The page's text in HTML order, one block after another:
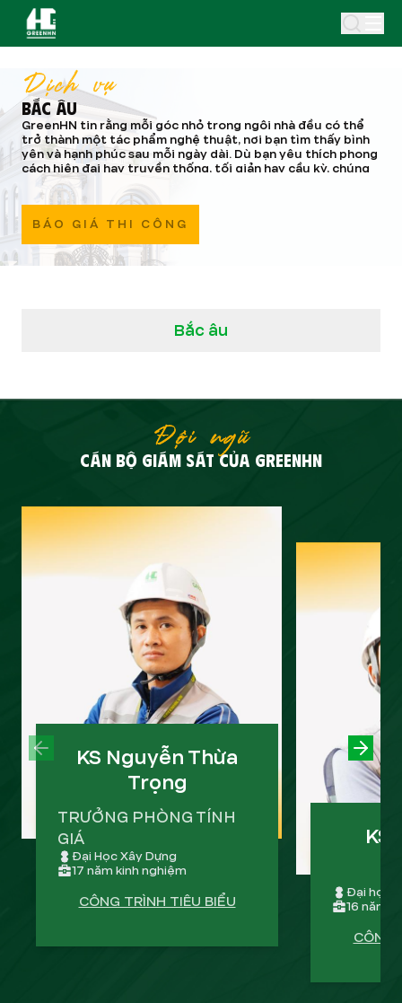
BÁO GIÁ THI CÔNG
Dịch vụ
BẮC ÂU
GreenHN tin rằng mỗi góc nhỏ trong ngôi nhà đều có thể
trở thành một tác phẩm nghệ thuật, nơi bạn tìm thấy bình
yên và hạnh phúc sau mỗi ngày dài. Dù bạn yêu thích phong
cách hiện đại hay truyền thống, tối giản hay cầu kỳ, chúng
tôi đều có những phương án thiết kế nội thất phù hợp nhất.
Chúng tôi chú trọng vào sự hài hòa giữa màu sắc, ánh sáng,
sống không chỉ đẹp mắt mà còn mang đậm dấu ấn cá nhân,
là niềm tự hào của bạn và gây ấn tượng mạnh mẽ với bất kỳ
ai ghé thăm.
Bắc âu
Đội ngũ
CÁN BỘ GIÁM SÁT CỦA GREENHN
KS Nguyễn Thừa
Trọng
TRƯỞNG PHÒNG TÍNH
GIÁ
Đại Học Xây Dựng
17 năm kinh nghiệm
CÔNG TRÌNH TIÊU BIỂU
KS
Đại học
16 năm
CÔNG
PREVIOUS SLIDE